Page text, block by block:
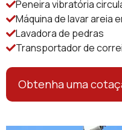
Peneira vibratória
Máquina de lavar areia
Lavadora de pedras
Transportador de
Obtenha uma